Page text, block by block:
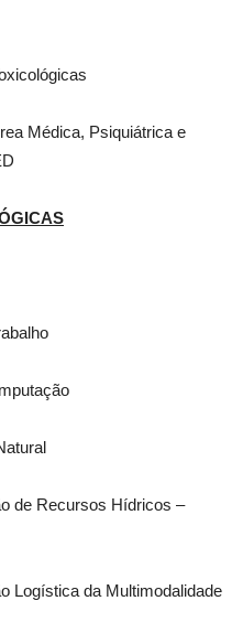
Médica, Psiquiátrica e
de Recursos Hídricos –
Logística da Multimodalidade